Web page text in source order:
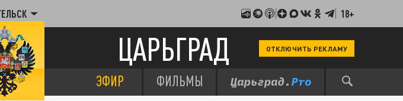
18+
ЦАРЬГРАД ОТКЛЮЧИТЬ РЕКЛАМУ
ЭФИР ФИЛЬМЫ